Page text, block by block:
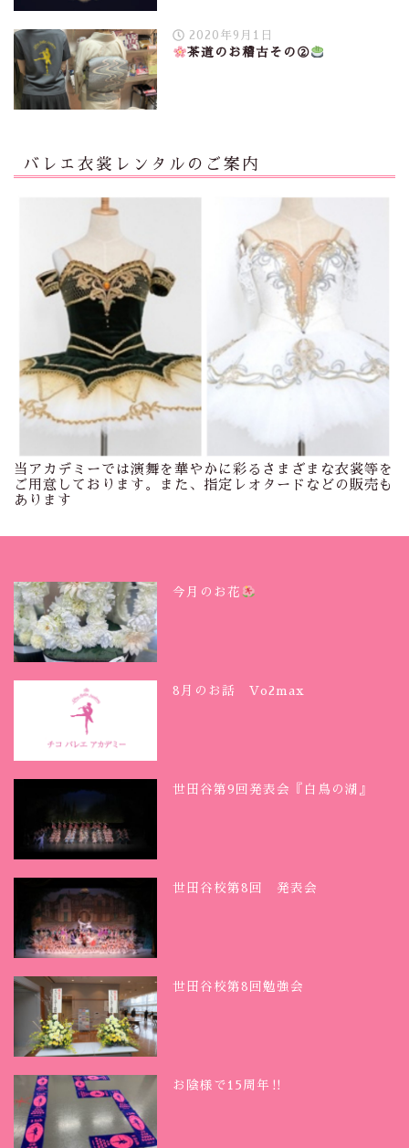
2020年9月1日
茶道のお稽古その②
バレエ衣裳レンタルのご案内
当アカデミーでは演舞を華やかに彩るさまざまな衣裳等を
ご用意しております。また、指定レオタードなどの販売も
あります
今月のお花
8月のお話 Vo2max
世田谷第9回発表会『白鳥の湖』
世田谷校第8回 発表会
世田谷校第8回勉強会
お陰様で15周年‼︎